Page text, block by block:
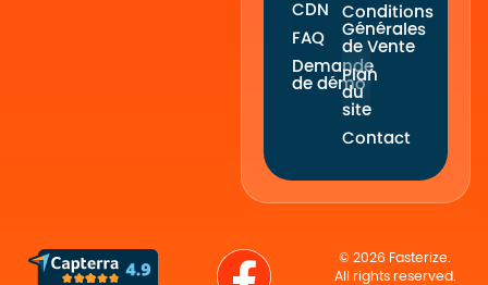
CDN
FAQ
Demande
de démo
Conditions
Générales
de Vente
Plan
du
site
Contact
© 2026 Fasterize.
All rights reserved.